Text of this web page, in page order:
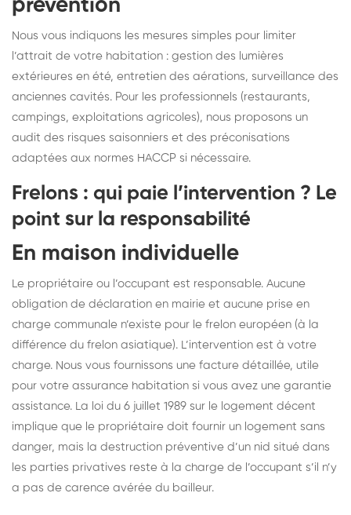
prévention
Nous vous indiquons les mesures simples pour limiter
l’attrait de votre habitation : gestion des lumières
extérieures en été, entretien des aérations, surveillance des
anciennes cavités. Pour les professionnels (restaurants,
campings, exploitations agricoles), nous proposons un
audit des risques saisonniers et des préconisations
adaptées aux normes HACCP si nécessaire.
Frelons : qui paie l’intervention ? Le
point sur la responsabilité
En maison individuelle
Le propriétaire ou l’occupant est responsable. Aucune
obligation de déclaration en mairie et aucune prise en
charge communale n’existe pour le frelon européen (à la
différence du frelon asiatique). L’intervention est à votre
charge. Nous vous fournissons une facture détaillée, utile
pour votre assurance habitation si vous avez une garantie
assistance. La loi du 6 juillet 1989 sur le logement décent
implique que le propriétaire doit fournir un logement sans
danger, mais la destruction préventive d’un nid situé dans
les parties privatives reste à la charge de l’occupant s’il n’y
a pas de carence avérée du bailleur.